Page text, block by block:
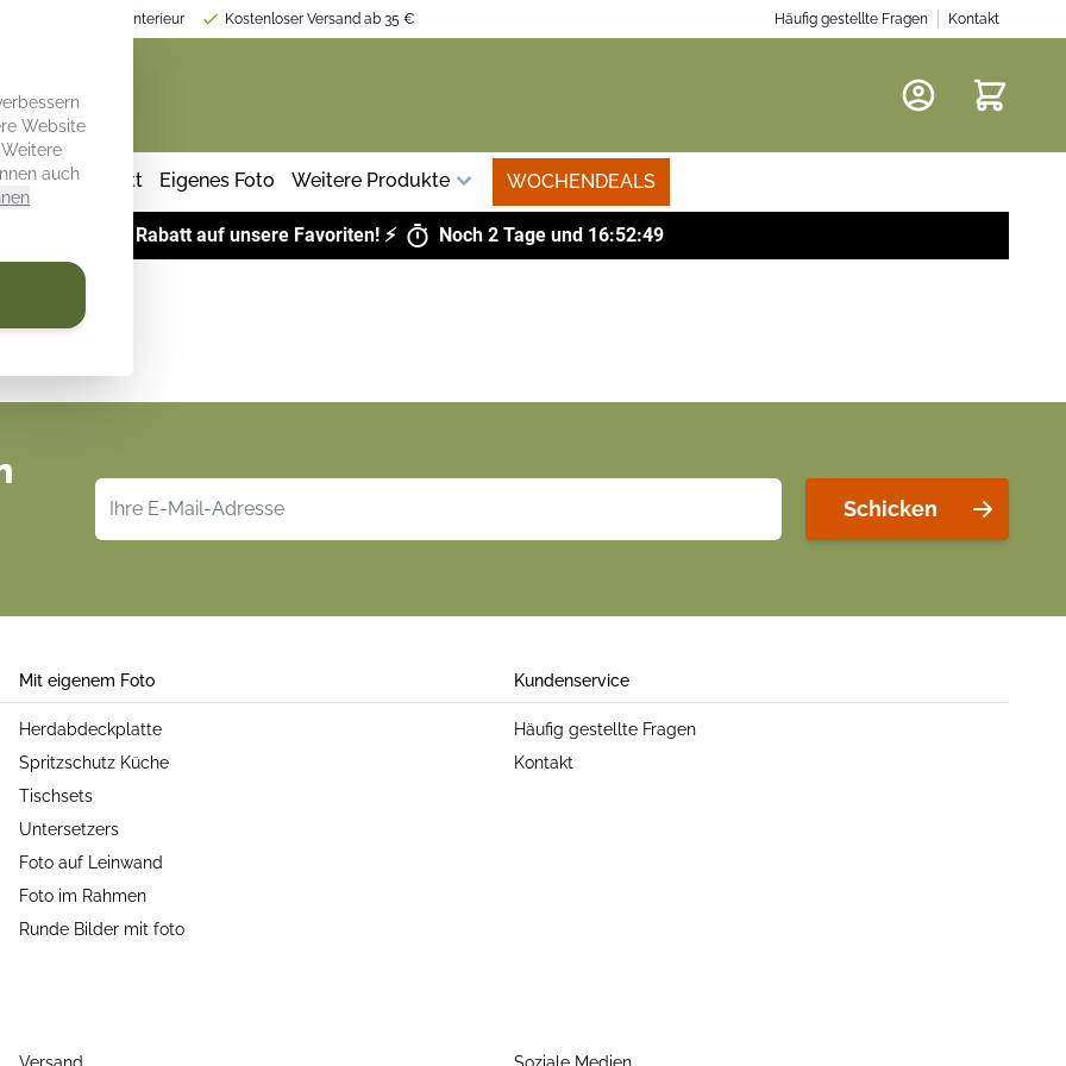
Website
auch
für Ihr Kücheninterieur Kostenloser Versand ab 35 € Häufig gestellte Fragen Kontakt
Küche Tablett Eigenes Foto Weitere Produkte WOCHENDEALS
Bis zu 43 % Rabatt auf unsere Favoriten! ⚡ Noch 2 Tage und 16:52:49
E-Mailadresse
Schicken
Mit eigenem Foto
Herdabdeckplatte
Spritzschutz Küche
Tischsets
Untersetzers
Foto auf Leinwand
Foto im Rahmen
Runde Bilder mit foto
Kundenservice
Häufig gestellte Fragen
Kontakt
Versand Soziale Medien